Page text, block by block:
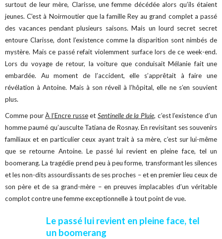
surtout de leur mère, Clarisse, une femme décédée alors qu’ils étaient
jeunes.C’est à Noirmoutier que la famille Rey au grand complet a passé
des vacances pendant plusieurs saisons. Mais un lourd secret secret
entoure Clarisse, dont l’existence comme la disparition sont nimbés de
mystère. Mais ce passé refait violemment surface lors de ce week-end.
Lors du voyage de retour, la voiture que conduisait Mélanie fait une
embardée. Au moment de l’accident, elle s’apprêtait à faire une
révélation à Antoine. Mais à son réveil à l’hôpital, elle ne s’en souvient
plus.
Comme pourÀ l’Encre russeetSentinelle de la Pluie, c’est l’existence d’un
homme paumé qu’ausculte Tatiana de Rosnay. En revisitant ses souvenirs
familiaux et en particulier ceux ayant trait à sa mère, c’est sur lui-même
que se retourne Antoine. Le passé lui revient en pleine face, tel un
boomerang. La tragédie prend peu à peu forme, transformant les silences
et les non-dits assourdissants de ses proches – et en premier lieu ceux de
son père et de sa grand-mère – en preuves implacables d’un véritable
complot contre une femme exceptionnelle à tout point de vue.
Le passé lui revient en pleine face, tel
un boomerang